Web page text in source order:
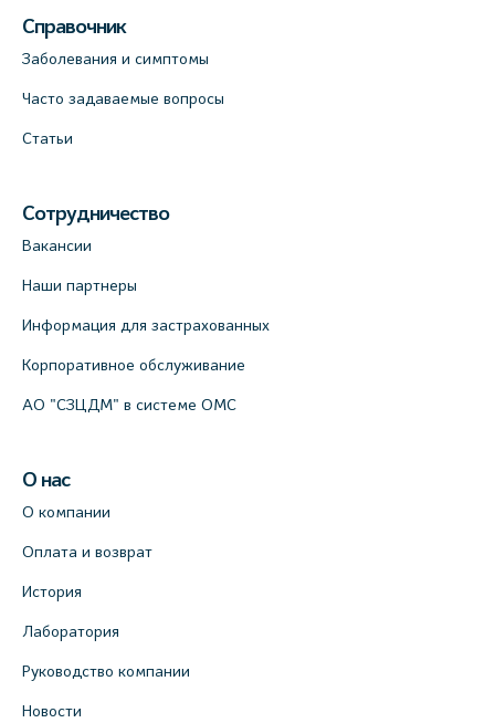
Справочник
Заболевания и симптомы
Часто задаваемые вопросы
Статьи
Сотрудничество
Вакансии
Наши партнеры
Информация для застрахованных
Корпоративное обслуживание
АО "СЗЦДМ" в системе ОМС
О нас
О компании
Оплата и возврат
История
Лаборатория
Руководство компании
Новости